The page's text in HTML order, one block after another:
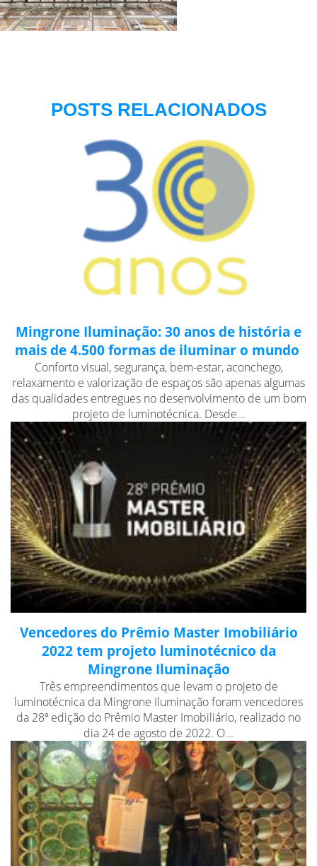
POSTS RELACIONADOS
Mingrone Iluminação: 30 anos de história e
mais de 4.500 formas de iluminar o mundo
Conforto visual, segurança, bem-estar, aconchego,
relaxamento e valorização de espaços são apenas algumas
das qualidades entregues no desenvolvimento de um bom
projeto de luminotécnica. Desde...
Vencedores do Prêmio Master Imobiliário
2022 tem projeto luminotécnico da
Mingrone Iluminação
Três empreendimentos que levam o projeto de
luminotécnica da Mingrone Iluminação foram vencedores
da 28ª edição do Prêmio Master Imobiliário, realizado no
dia 24 de agosto de 2022. O...